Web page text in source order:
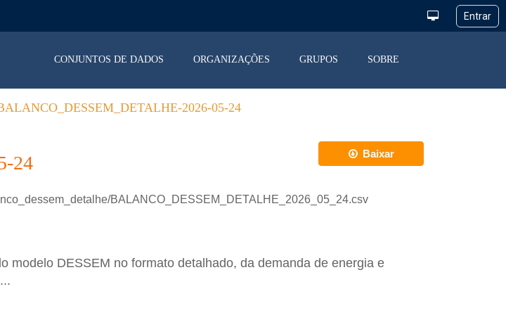
CONJUNTOS DE DADOS ORGANIZAÇÕES GRUPOS SOBRE
2026-05-24
Baixar
24
BALANCO_DESSEM_DETALHE_2026_05_24.csv
modelo DESSEM no formato detalhado, da demanda de energia e